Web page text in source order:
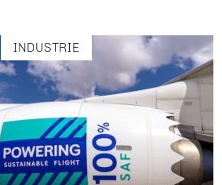
INDUSTRIE